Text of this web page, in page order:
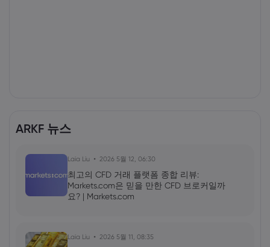
ARKF 뉴스
Laia Liu 2026 5월 12, 06:30
최고의 CFD 거래 플랫폼 종합 리뷰:
Markets.com은 믿을 만한 CFD 브로커일까
요? | Markets.com
Laia Liu 2026 5월 11, 08:35